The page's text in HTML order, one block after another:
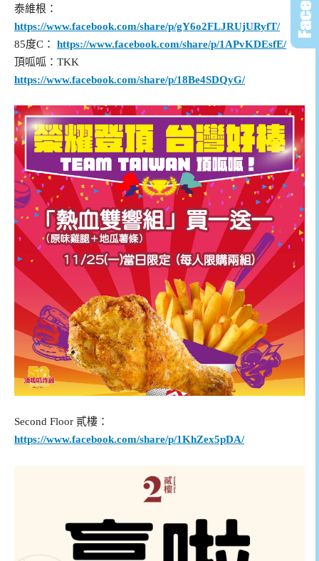
泰維根：
https://www.facebook.com/share/p/gY6o2FLJRUjURyfT/
85度C： https://www.facebook.com/share/p/1APvKDEsfE/
頂呱呱：TKK
https://www.facebook.com/share/p/18Be4SDQyG/
Second Floor 貳樓：
https://www.facebook.com/share/p/1KhZex5pDA/